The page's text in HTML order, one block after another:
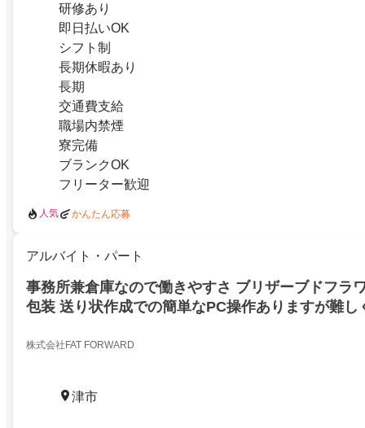
研修あり
即日払いOK
シフト制
長期休暇あり
長期
交通費支給
職場内禁煙
寮完備
ブランクOK
フリーター歓迎
人気 かんたん応募
アルバイト・パート
事務所兼倉庫なので働きやすさ ブリザーブドフラ
包装 送り状作成での簡単なPC操作ありますが難し
株式会社FAT FORWARD
津市